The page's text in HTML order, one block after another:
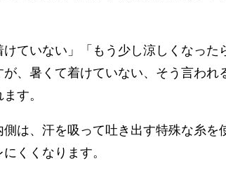
けていない」「もう少し涼しくなっ
が、暑くて着けていない、そう言わ
す。
側は、汗を吸って吐き出す特殊な糸
くくなります。